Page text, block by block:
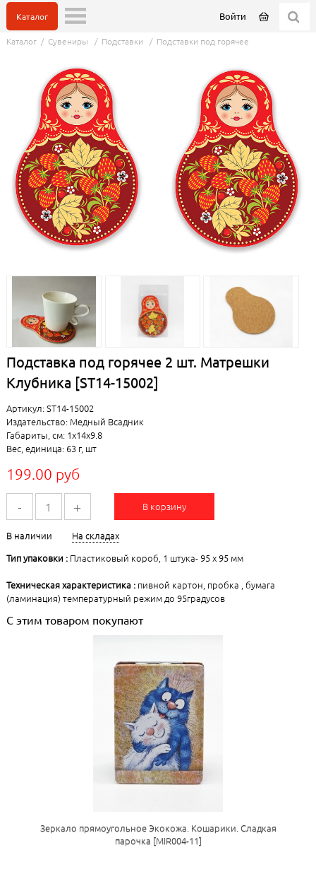
Войти
Каталог
Каталог/ Сувениры / Подставки / Подставки под горячее
Подставка под горячее 2 шт. Матрешки
Клубника [ST14-15002]
Артикул: ST14-15002
Издательство: Медный Всадник
Габариты, см: 1x14x9.8
Вес, единица: 63 г, шт
199.00 руб
- + В корзину
В наличии
На складах
Тип упаковки :Пластиковый короб, 1 штука- 95 х 95 мм
Техническая характеристика :пивной картон, пробка , бумага
(ламинация) температурный режим до 95градусов
С этим товаром покупают
Зеркало прямоугольное Экокожа. Кошарики. Сладкая
парочка [MIR004-11]